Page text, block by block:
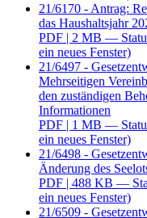
21/6170 - Antrag:
das Haushaltsjahr
PDF | 2 MB —
ein neues Fenster)
21/6497 -
Mehrseitigen
den zuständigen
Informationen
PDF | 1 MB —
ein neues Fenster)
21/6498 -
Änderung des
PDF | 488 KB —
ein neues Fenster)
21/6509 -